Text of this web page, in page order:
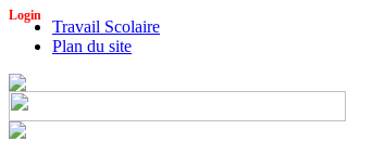
Login
Travail Scolaire
Plan du site